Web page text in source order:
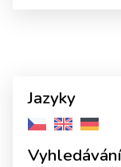
Jazyky
Vyhledávání